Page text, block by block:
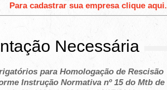
Para cadastrar sua empresa clique aqui.
Necessária
para Homologação de Rescisão
Instrução Normativa nº 15 do Mtb de